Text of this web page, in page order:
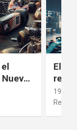
El
19 de